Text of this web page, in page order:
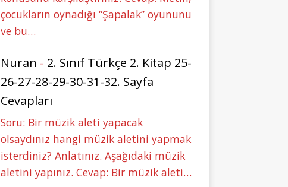
çocukların oynadığı “Şapalak” oyununu
ve bu…
Nuran - 2. Sınıf Türkçe 2. Kitap 25-
26-27-28-29-30-31-32. Sayfa
Cevapları
Soru: Bir müzik aleti yapacak
olsaydınız hangi müzik aletini yapmak
isterdiniz? Anlatınız. Aşağıdaki müzik
aletini yapınız. Cevap: Bir müzik aleti…